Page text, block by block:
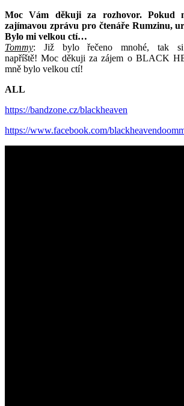
Moc Vám děkuji za rozhovor. Pokud
zajímavou zprávu pro čtenáře Rumzinu,
Bylo mi velkou ctí…
Tommy: Již bylo řečeno mnohé, tak
napříště! Moc děkuji za zájem o BLACK
mně bylo velkou ctí!
ALL
https://bandzone.cz/blackheaven
https://www.facebook.com/